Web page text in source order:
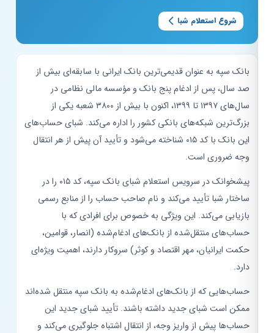
شروع استعلام شبا
بانک سپه به عنوان قدیمی‌ترین بانک ایرانی با سابقه‌ای بیش از
صد سال، پس از ادغام پنج بانک و مؤسسه مالی نظامی در
سال‌های ۱۳۹۷ تا ۱۳۹۹، اکنون با بیش از ۳۸۰۰ شعبه یکی از
بزرگ‌ترین شبکه‌های بانکی کشور را اداره می‌کند. شبای حساب‌های
این بانک با کد ۰۱۵ شناخته می‌شود و تأیید آن پیش از هر انتقال
وجه ضروری است.
پیشخوانک در سرویس استعلام شبای بانک سپه، کد ۰۱۵ را در
ساختار شبا تأیید می‌کند و نام صاحب حساب را از منابع رسمی
بازیابی می‌کند. این ویژگی به خصوص برای افرادی که با
حساب‌های منتقل‌شده از بانک‌های ادغام‌شده (انصار، قوامین،
حکمت ایرانیان، مهر اقتصاد و کوثر) سروکار دارند، اهمیت ویژه‌ای
حساب‌هایی که از بانک‌های ادغام‌شده به بانک سپه منتقل شده‌اند
ممکن است شبای جدید داشته باشند. تأیید شبای جدید این
حساب‌ها پیش از واریز وجه، از انتقال اشتباه جلوگیری می‌کند و